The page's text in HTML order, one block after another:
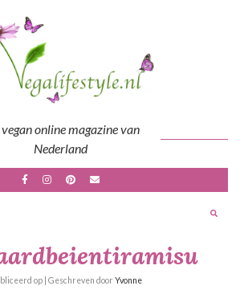
online magazine van
Nederland
op | Geschreven door Yvonne